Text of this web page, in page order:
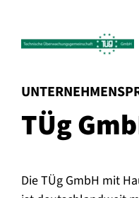
:
TÜg
Die TÜg GmbH mit